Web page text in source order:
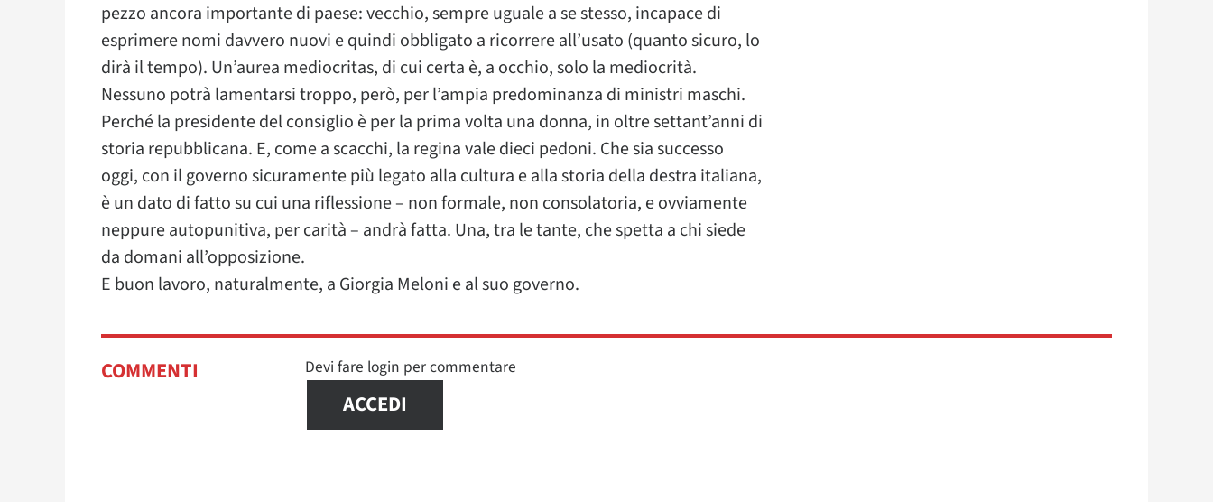
pezzo ancora importante di paese: vecchio, sempre uguale a se stesso, incapace di
esprimere nomi davvero nuovi e quindi obbligato a ricorrere all’usato (quanto sicuro, lo
dirà il tempo). Un’aurea mediocritas, di cui certa è, a occhio, solo la mediocrità.
Nessuno potrà lamentarsi troppo, però, per l’ampia predominanza di ministri maschi.
Perché la presidente del consiglio è per la prima volta una donna, in oltre settant’anni di
storia repubblicana. E, come a scacchi, la regina vale dieci pedoni. Che sia successo
oggi, con il governo sicuramente più legato alla cultura e alla storia della destra italiana,
è un dato di fatto su cui una riflessione – non formale, non consolatoria, e ovviamente
neppure autopunitiva, per carità – andrà fatta. Una, tra le tante, che spetta a chi siede
da domani all’opposizione.
E buon lavoro, naturalmente, a Giorgia Meloni e al suo governo.
COMMENTI Devi fare login per commentare
ACCEDI